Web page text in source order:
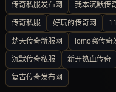
传奇私服发布网 我本沉默传
传奇私服 好玩的传奇网
楚天传奇新服网 lomo窝传奇
沉默传奇私服 新开热血传奇
复古传奇发布网